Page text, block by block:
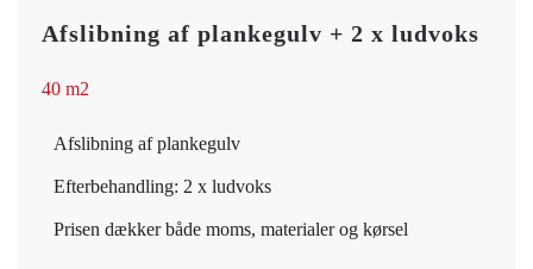
Afslibning af plankegulv + 2 x ludvoks
40 m2
Afslibning af plankegulv
Efterbehandling: 2 x ludvoks
Prisen dækker både moms, materialer og kørsel